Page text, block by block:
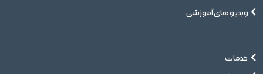
ویدیو های آموزشی
خدمات